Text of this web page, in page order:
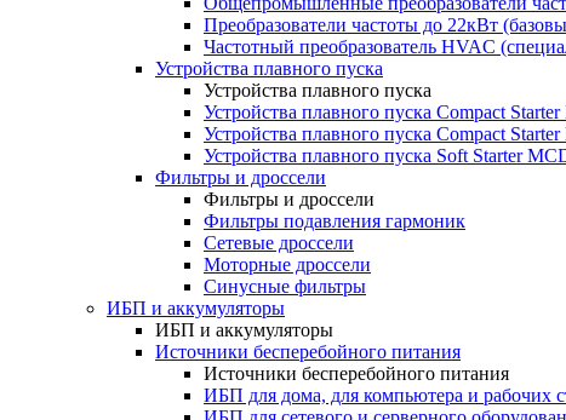
Преобразователи частоты до 22кВт
Частотный преобразователь HVAC
Устройства плавного пуска
Устройства плавного пуска
Устройства плавного пуска Compact
Устройства плавного пуска Compact
Устройства плавного пуска Soft Starter
Фильтры и дроссели
Фильтры и дроссели
Фильтры подавления гармоник
Сетевые дроссели
Моторные дроссели
Синусные фильтры
ИБП и аккумуляторы
ИБП и аккумуляторы
Источники бесперебойного питания
Источники бесперебойного питания
ИБП для дома, для компьютера и рабочих